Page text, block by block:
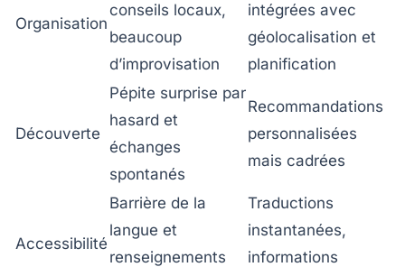
Organisation
conseils locaux,
beaucoup
d’improvisation
intégrées avec
géolocalisation et
planification
Découverte
Pépite surprise par
hasard et
échanges
spontanés
Recommandations
personnalisées
mais cadrées
Accessibilité
Barrière de la
langue et
renseignements
Traductions
instantanées,
informations